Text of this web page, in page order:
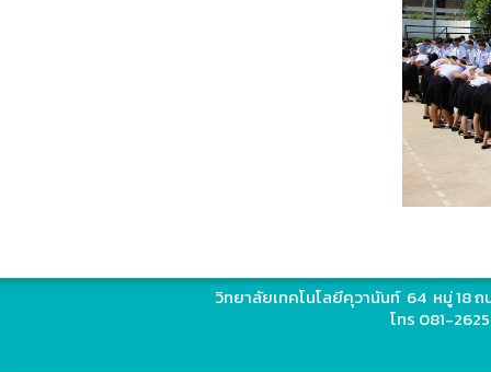
วิทยาลัยเทคโนโลยีคุวานันท์ 64 หมู่ 18
โทร 081-